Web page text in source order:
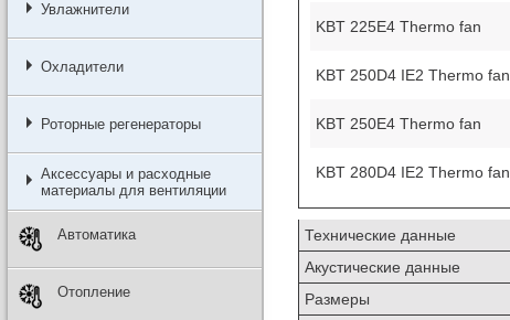
Увлажнители
Охладители
Роторные регенераторы
Аксессуары и расходные
материалы для вентиляции
Автоматика
Отопление
KBT 225E4 Thermo fan
KBT 250D4 IE2 Thermo fan
KBT 250E4 Thermo fan
KBT 280D4 IE2 Thermo fan
Технические данные
Акустические данные
Размеры